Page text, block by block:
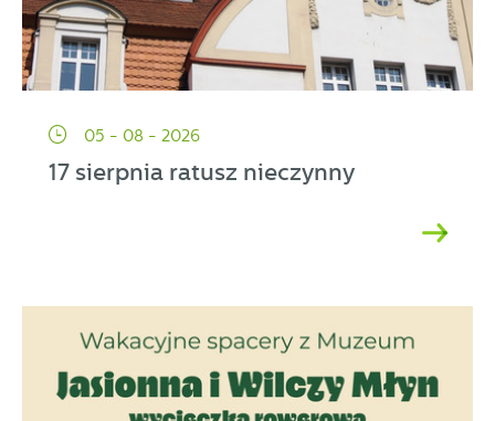
05 - 08 - 2026
17 sierpnia ratusz nieczynny